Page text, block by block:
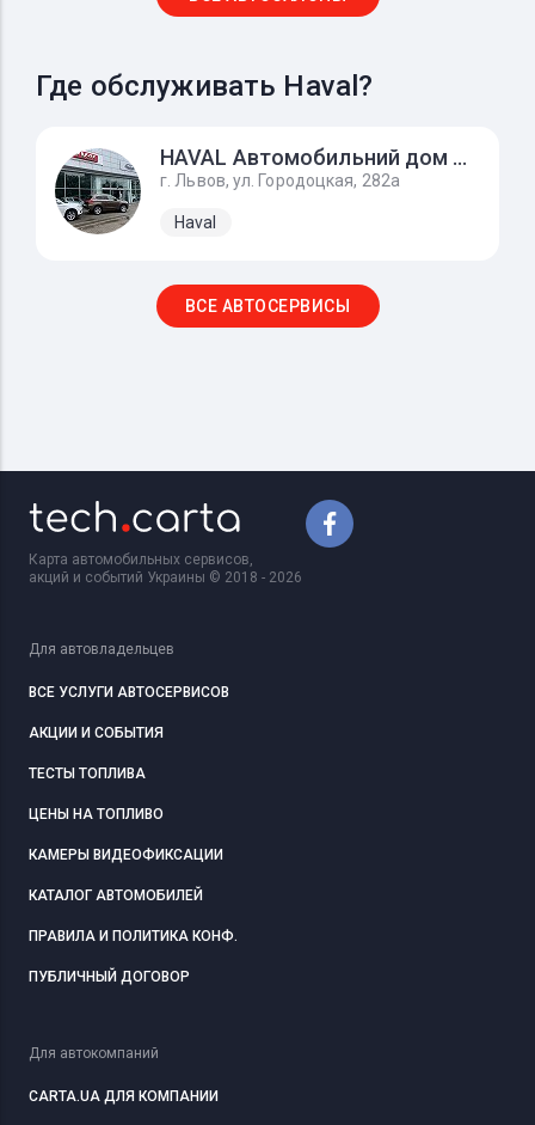
Где обслуживать Haval?
HAVAL Автомобильний дом Львов
г. Львов, ул. Городоцкая, 282а
Haval
ВСЕ АВТОСЕРВИСЫ
Карта автомобильных сервисов,
акций и событий Украины © 2018 - 2026
Для автовладельцев
ВСЕ УСЛУГИ АВТОСЕРВИСОВ
АКЦИИ И СОБЫТИЯ
ТЕСТЫ ТОПЛИВА
ЦЕНЫ НА ТОПЛИВО
КАМЕРЫ ВИДЕОФИКСАЦИИ
КАТАЛОГ АВТОМОБИЛЕЙ
ПРАВИЛА И ПОЛИТИКА КОНФ.
ПУБЛИЧНЫЙ ДОГОВОР
Для автокомпаний
CARTA.UA ДЛЯ КОМПАНИИ